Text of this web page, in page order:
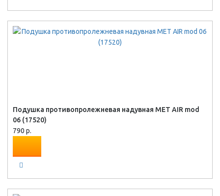
Подушка противопролежневая надувная MET AIR mod
06 (17520)
790 р.